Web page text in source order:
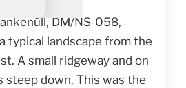
DM/NS-058,
typical landscape from the
A small ridgeway and on
steep down. This was the